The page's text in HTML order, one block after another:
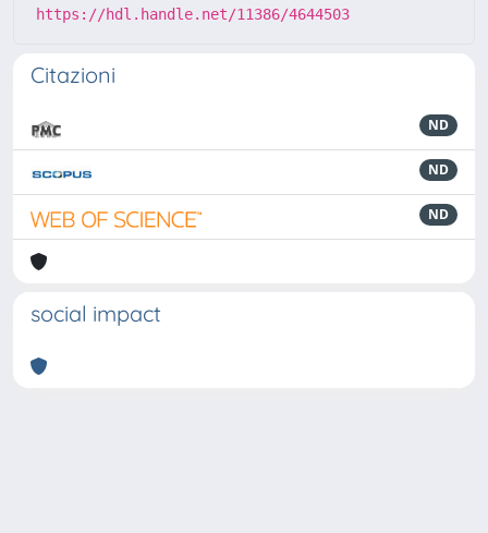
https://hdl.handle.net/11386/4644503
Citazioni
ND
ND
ND
social impact